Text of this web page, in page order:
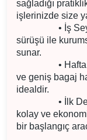
sağladığı
işlerinizde size
• İş
sürüşü ile
sunar.
• Hafta Sonu
ve geniş bagaj
idealdir.
• İlk Defa
kolay ve
bir başlangıç